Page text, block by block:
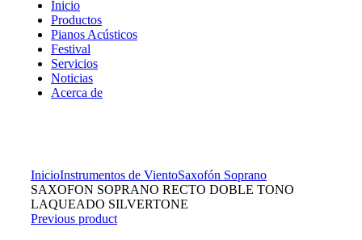
Inicio
Productos
Pianos Acústicos
Festival
Servicios
Noticias
Acerca de
InicioInstrumentos de VientoSaxofón Soprano
SAXOFON SOPRANO RECTO DOBLE TONO
LAQUEADO SILVERTONE
Previous product